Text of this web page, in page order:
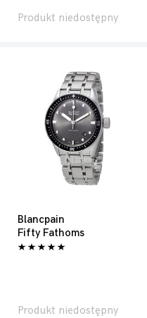
Produkt niedostępny
Blancpain
Fifty Fathoms
Produkt niedostępny